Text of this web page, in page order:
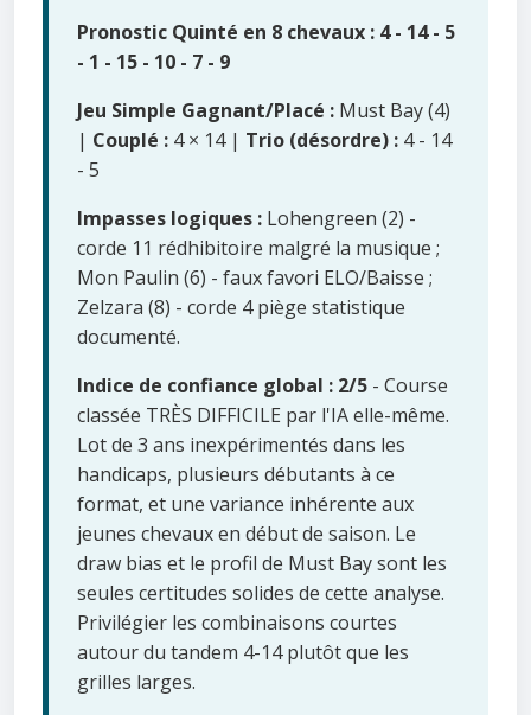
Pronostic Quinté en 8 chevaux : 4 - 14 - 5
- 1 - 15 - 10 - 7 - 9
Jeu Simple Gagnant/Placé : Must Bay (4)
| Couplé : 4 × 14 | Trio (désordre) : 4 - 14
- 5
Impasses logiques : Lohengreen (2) -
corde 11 rédhibitoire malgré la musique ;
Mon Paulin (6) - faux favori ELO/Baisse ;
Zelzara (8) - corde 4 piège statistique
documenté.
Indice de confiance global : 2/5 - Course
classée TRÈS DIFFICILE par l'IA elle-même.
Lot de 3 ans inexpérimentés dans les
handicaps, plusieurs débutants à ce
format, et une variance inhérente aux
jeunes chevaux en début de saison. Le
draw bias et le profil de Must Bay sont les
seules certitudes solides de cette analyse.
Privilégier les combinaisons courtes
autour du tandem 4-14 plutôt que les
grilles larges.